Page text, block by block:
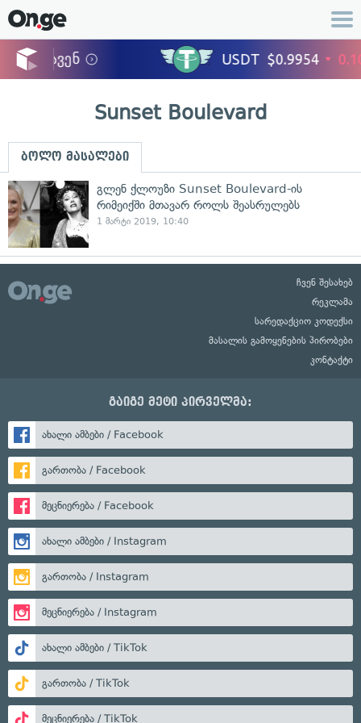
Sunset Boulevard
ბოლო მასალები
გლენ ქლოუზი Sunset Boulevard-ის
რიმეიქში მთავარ როლს შეასრულებს
1 მარტი 2019, 10:40
ჩვენ შესახებ
რეკლამა
სარედაქციო კოდექსი
მასალის გამოყენების პირობები
კონტაქტი
გაიგე მეტი პირველმა:
ახალი ამბები / Facebook
გართობა / Facebook
მეცნიერება / Facebook
ახალი ამბები / Instagram
გართობა / Instagram
მეცნიერება / Instagram
ახალი ამბები / TikTok
გართობა / TikTok
მეცნიერება / TikTok